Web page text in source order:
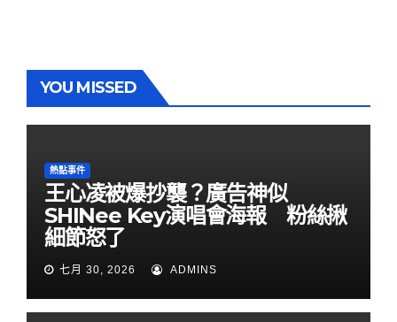
YOU MISSED
熱點事件
王心凌被爆抄襲？廣告神似
SHINee Key演唱會海報 粉絲揪
細節怒了
七月 30, 2026 ADMINS